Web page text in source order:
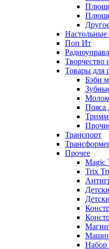
Поп Ит
Творчество
Товары для
Бэби
Пояса
Транспорт
Прочее
Magic
Trix
Набор